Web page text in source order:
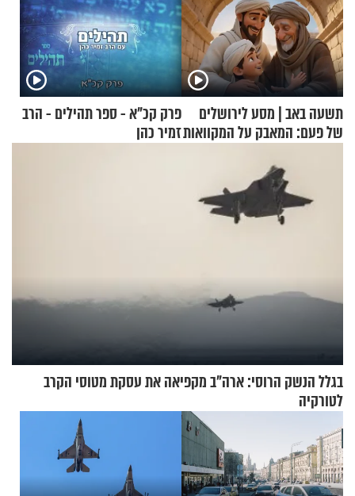
תשעה באב | מסע לירושלים
של פעם: המאבק על המקוואות
פרק קכ"א - ספר תהילים - הרב
זמיר כהן
בגלל הנשק הרוסי: ארה"ב מקפיאה את עסקת מטוסי הקרב
לטורקיה